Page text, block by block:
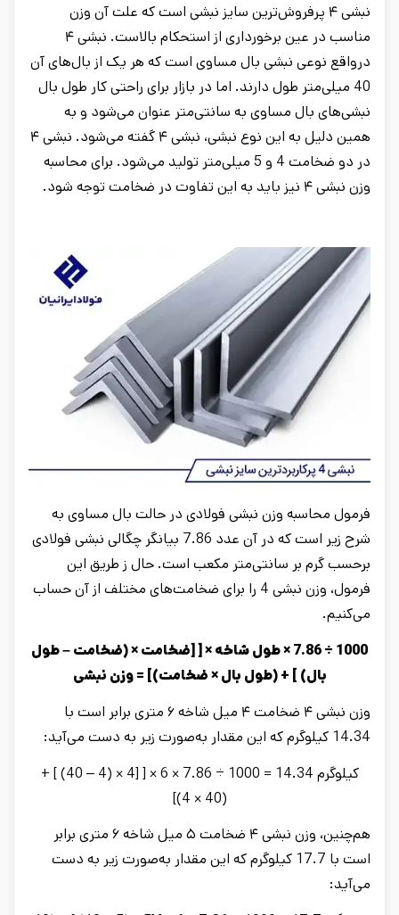
نبشی ۴ پرفروش‌ترین سایز نبشی است که علت آن وزن
مناسب در عین برخورداری از استحکام بالاست. نبشی ۴
درواقع نوعی نبشی بال مساوی است که هر یک از بال‌های آن
40 میلی‌متر طول دارند. اما در بازار برای راحتی کار طول بال
نبشی‌های بال مساوی به سانتی‌متر عنوان می‌شود و به
همین دلیل به این نوع نبشی، نبشی ۴ گفته می‌شود. نبشی ۴
در دو ضخامت 4 و 5 میلی‌متر تولید می‌شود. برای محاسبه
وزن نبشی ۴ نیز باید به این تفاوت در ضخامت توجه شود.
فرمول محاسبه وزن نبشی فولادی در حالت بال مساوی به
شرح زیر است که در آن عدد 7.86 بیانگر چگالی نبشی فولادی
برحسب گرم بر سانتی‌متر مکعب است. حال ز طریق این
فرمول، وزن نبشی 4 را برای ضخامت‌های مختلف از آن حساب
می‌کنیم.
1000 ÷ 7.86 × طول شاخه × [ [ضخامت × (ضخامت – طول
بال) ] + (طول بال × ضخامت)] = وزن نبشی
وزن نبشی ۴ ضخامت ۴ میل شاخه ۶ متری برابر است با
14.34 کیلوگرم که این مقدار به‌صورت زیر به دست می‌آید:
کیلوگرم 14.34 = 1000 ÷ 7.86 × 6 × [ [4 × (4 – 40) ] +
(40 × 4)]
هم‌چنین، وزن نبشی ۴ ضخامت ۵ میل شاخه ۶ متری برابر
است با 17.7 کیلوگرم که این مقدار به‌صورت زیر به دست
می‌آید: